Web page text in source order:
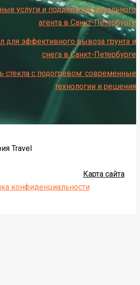
услуги и поддержка ритуального
агента в Санкт-Петербурге
для эффективного вывоза грунта и
снега в Санкт-Петербурге
стекла с подогревом: современные
технологии и решения
Travel
Карта сайта
конфиденциальности